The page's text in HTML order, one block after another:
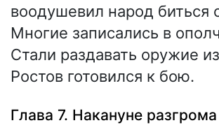
воодушевил народ биться
Многие записались в
Стали раздавать оружие
Ростов готовился к бою.
Глава 7. Накануне разгрома